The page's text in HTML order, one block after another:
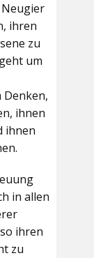
ihren
zu
um
Denken,
ihnen
ihnen
in allen
ihren
zu